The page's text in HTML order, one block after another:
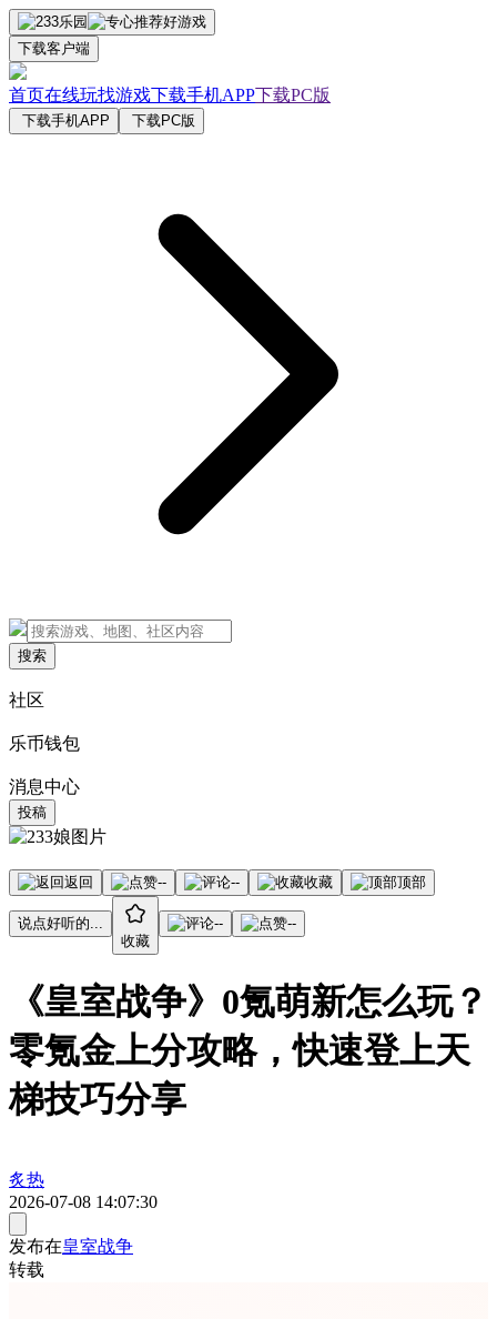
下载客户端
首页在线玩找游戏下载手机APP下载PC版
下载手机APP 下载PC版
搜索
社区
乐币钱包
消息中心
投稿
返回 -- -- 收藏 顶部
说点好听的...
收藏
-- --
《皇室战争》0氪萌新怎么玩？
零氪金上分攻略，快速登上天
梯技巧分享
炙热
2026-07-08 14:07:30
发布在皇室战争
转载